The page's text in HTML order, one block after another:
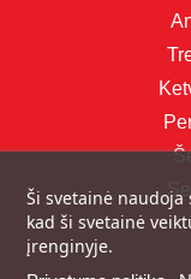
Ši svetainė
kad ši svetainė
įrenginyje.